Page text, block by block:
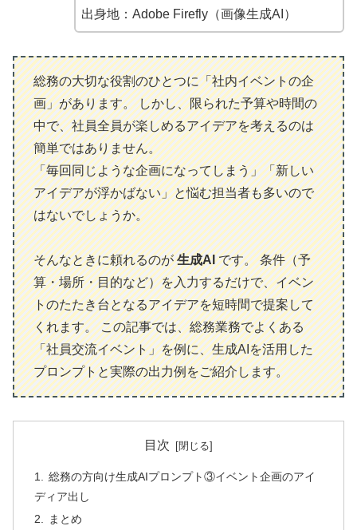
出身地：Adobe Firefly（画像生成AI）
総務の大切な役割のひとつに「社内イベントの企
画」があります。 しかし、限られた予算や時間の
中で、社員全員が楽しめるアイデアを考えるのは
簡単ではありません。
「毎回同じような企画になってしまう」「新しい
アイデアが浮かばない」と悩む担当者も多いので
はないでしょうか。
そんなときに頼れるのが生成AIです。 条件（予
算・場所・目的など）を入力するだけで、イベン
トのたたき台となるアイデアを短時間で提案して
くれます。 この記事では、総務業務でよくある
「社員交流イベント」を例に、生成AIを活用した
プロンプトと実際の出力例をご紹介します。
目次
総務の方向け生成AIプロンプト③イベント企画のアイ
ディア出し
まとめ